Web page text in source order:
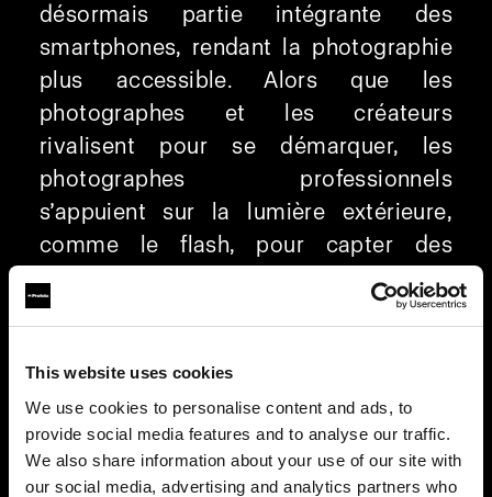
This website uses cookies
We use cookies to personalise content and ads, to
provide social media features and to analyse our traffic.
We also share information about your use of our site with
our social media, advertising and analytics partners who
désormais partie intégrante des
smartphones, rendant la photographie
plus accessible. Alors que les
photographes et les créateurs
rivalisent pour se démarquer, les
photographes professionnels
s’appuient sur la lumière extérieure,
comme le flash, pour capter des
images uniques. Depuis 1968, Profoto
n’a de cesse d’innover. Preuve en est
photographie au smartphone grâce à
un éclairage de qualité supérieure.
Format RAW personnalisé pour un